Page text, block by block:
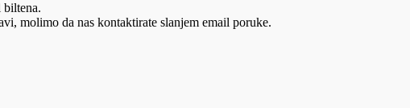
biltena.
molimo da nas kontaktirate slanjem email poruke.